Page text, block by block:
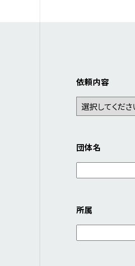
依頼内容
団体名
所属